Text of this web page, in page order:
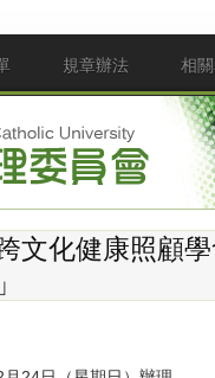
規章辦法 相
文化健康照顧